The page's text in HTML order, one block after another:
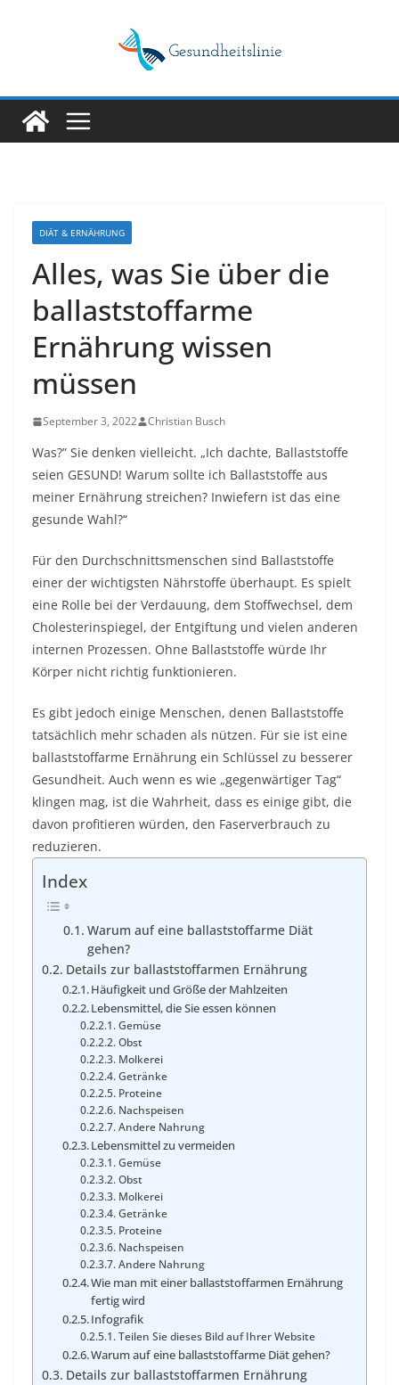
DIÄT & ERNÄHRUNG
Alles, was Sie über die
ballaststoffarme
Ernährung wissen
müssen
September 3, 2022 Christian Busch
Was?” Sie denken vielleicht. „Ich dachte, Ballaststoffe
seien GESUND! Warum sollte ich Ballaststoffe aus
meiner Ernährung streichen? Inwiefern ist das eine
gesunde Wahl?“
Für den Durchschnittsmenschen sind Ballaststoffe
einer der wichtigsten Nährstoffe überhaupt. Es spielt
eine Rolle bei der Verdauung, dem Stoffwechsel, dem
Cholesterinspiegel, der Entgiftung und vielen anderen
internen Prozessen. Ohne Ballaststoffe würde Ihr
Körper nicht richtig funktionieren.
Es gibt jedoch einige Menschen, denen Ballaststoffe
tatsächlich mehr schaden als nützen. Für sie ist eine
ballaststoffarme Ernährung ein Schlüssel zu besserer
Gesundheit. Auch wenn es wie „gegenwärtiger Tag“
klingen mag, ist die Wahrheit, dass es einige gibt, die
davon profitieren würden, den Faserverbrauch zu
reduzieren.
Index
Warum auf eine ballaststoffarme Diät
gehen?
Details zur ballaststoffarmen Ernährung
Häufigkeit und Größe der Mahlzeiten
Lebensmittel, die Sie essen können
Gemüse
Obst
Molkerei
Getränke
Proteine
Nachspeisen
Andere Nahrung
Lebensmittel zu vermeiden
Gemüse
Obst
Molkerei
Getränke
Proteine
Nachspeisen
Andere Nahrung
Wie man mit einer ballaststoffarmen Ernährung
fertig wird
Infografik
Teilen Sie dieses Bild auf Ihrer Website
Warum auf eine ballaststoffarme Diät gehen?
Details zur ballaststoffarmen Ernährung